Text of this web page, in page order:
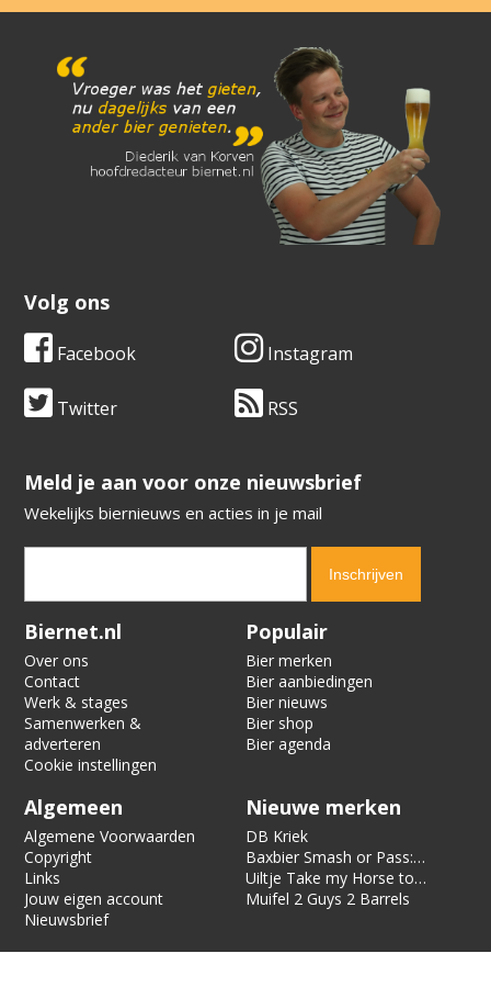
Volg ons
Facebook Instagram
Twitter RSS
​​​​​​​Meld je aan voor onze nieuwsbrief
Wekelijks biernieuws en acties in je mail
Verification code:
Biernet.nl
Over ons
Contact
Werk & stages
Samenwerken &
adverteren
Cookie instellingen
Populair
Bier merken
Bier aanbiedingen
Bier nieuws
Bier shop
Bier agenda
Algemeen
Algemene Voorwaarden
Copyright
Links
Jouw eigen account
Nieuwsbrief
Nieuwe merken
DB Kriek
Baxbier Smash or Pass:
Strata
Uiltje Take my Horse to
the Hotel Room
Muifel 2 Guys 2 Barrels